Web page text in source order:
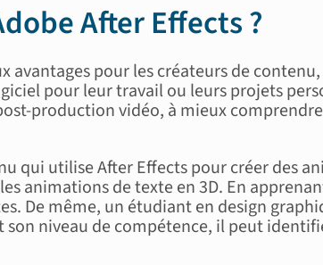
After Effects ?
pour les créateurs de
pour leur travail ou leurs projets
production vidéo, à mieux
qui utilise After Effects pour créer des
animations de texte en 3D. En
De même, un étudiant en design
niveau de compétence, il peut